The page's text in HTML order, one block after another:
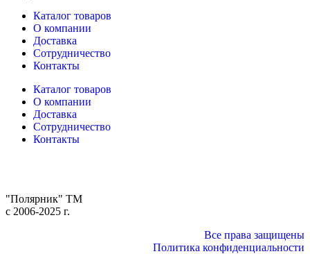
Каталог товаров
О компании
Доставка
Сотрудничество
Контакты
Каталог товаров
О компании
Доставка
Сотрудничество
Контакты
"Полярник" TM
c 2006-2025 г.
Все права защищены
Политика конфиденциальности